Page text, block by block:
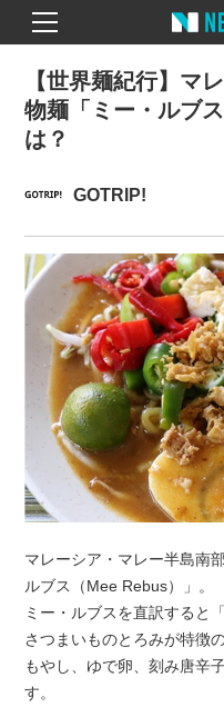
GOTRIP!
【世界麺紀行】マ
物麺「ミー・ルブ
は？
マレーシア・マレー半島南
ルブス（Mee Rebus）」。
ミー・ルブスを直訳すると
さつまいものとろみが特徴
もやし、ゆで卵、刻み唐辛
す。